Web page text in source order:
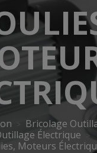
Bricolage
Électrique
Moteurs